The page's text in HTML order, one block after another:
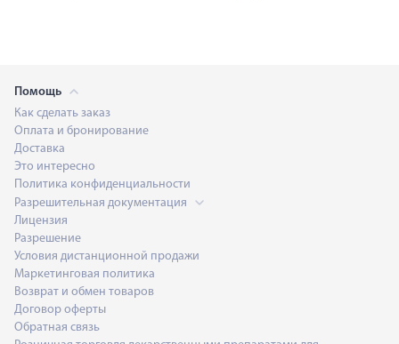
Помощь
Как сделать заказ
Оплата и бронирование
Доставка
Это интересно
Политика конфиденциальности
Разрешительная документация
Лицензия
Разрешение
Условия дистанционной продажи
Маркетинговая политика
Возврат и обмен товаров
Договор оферты
Обратная связь